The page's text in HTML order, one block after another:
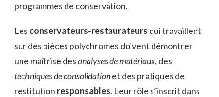
programmes de conservation.
Les conservateurs-restaurateurs qui travaillent
sur des pièces polychromes doivent démontrer
une maîtrise desanalyses de matériaux, des
techniques de consolidationet des pratiques de
restitution responsables. Leur rôle s’inscrit dans